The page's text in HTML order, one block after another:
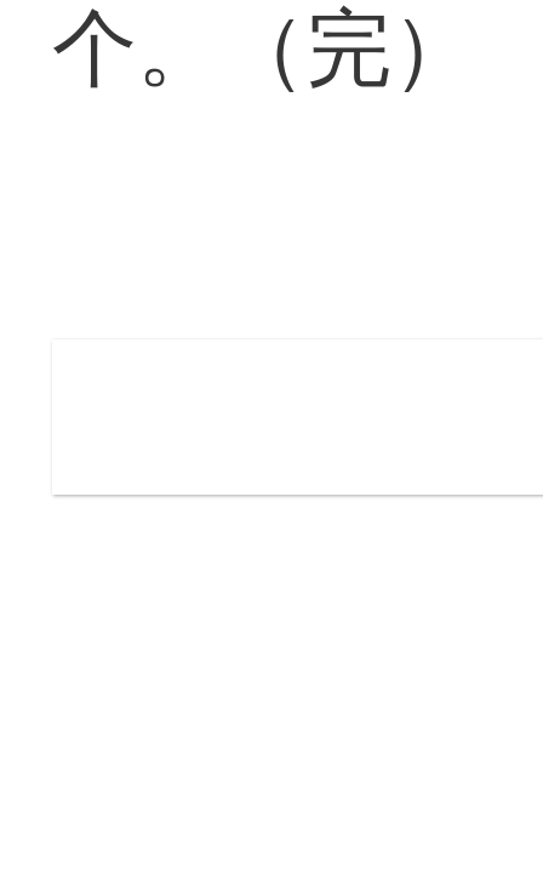
个。（完）